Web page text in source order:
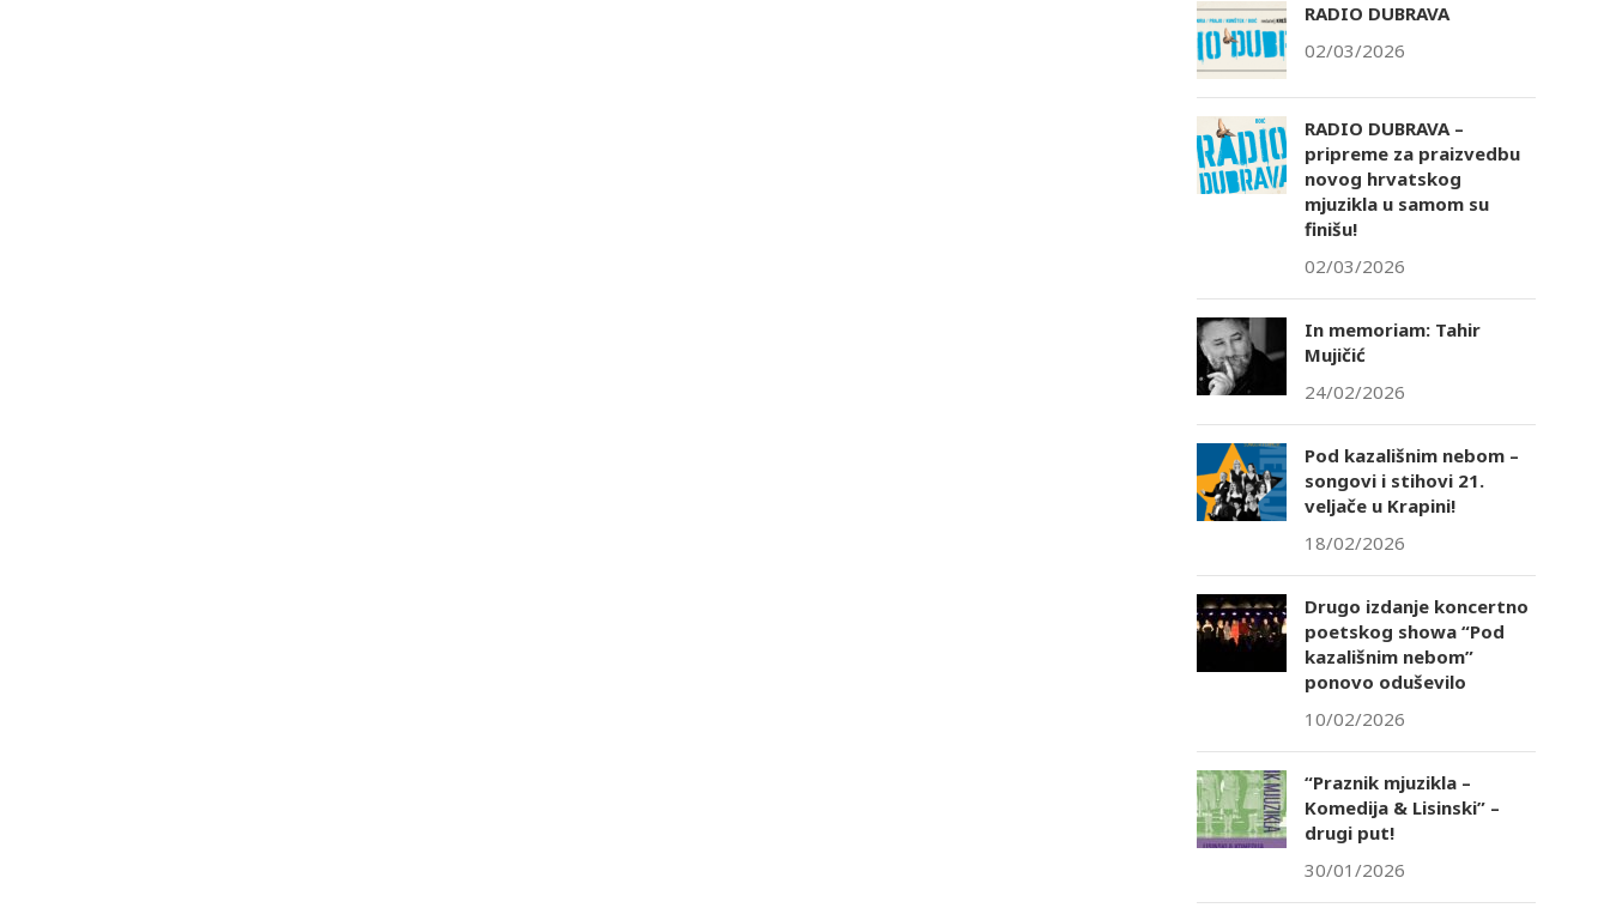
RADIO DUBRAVA
02/03/2026
RADIO DUBRAVA –
pripreme za praizvedbu
novog hrvatskog
mjuzikla u samom su
finišu!
02/03/2026
In memoriam: Tahir
Mujičić
24/02/2026
Pod kazališnim nebom –
songovi i stihovi 21.
veljače u Krapini!
18/02/2026
Drugo izdanje koncertno
poetskog showa “Pod
kazališnim nebom”
ponovo oduševilo
10/02/2026
“Praznik mjuzikla –
Komedija & Lisinski” –
drugi put!
30/01/2026